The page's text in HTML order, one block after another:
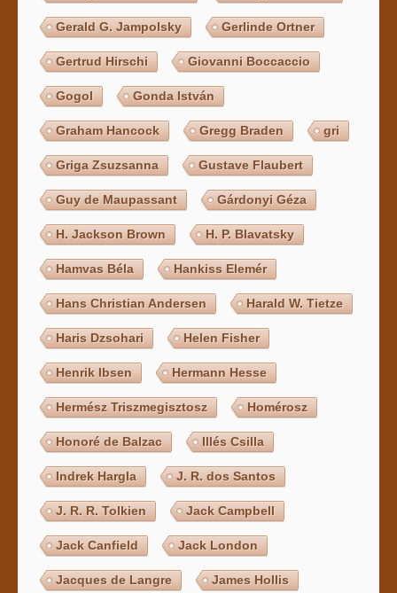
Gerald G. Jampolsky Gerlinde Ortner
Gertrud Hirschi Giovanni Boccaccio
Gogol Gonda István
Graham Hancock Gregg Braden gri
Griga Zsuzsanna Gustave Flaubert
Guy de Maupassant Gárdonyi Géza
H. Jackson Brown H. P. Blavatsky
Hamvas Béla Hankiss Elemér
Hans Christian Andersen Harald W. Tietze
Haris Dzsohari Helen Fisher
Henrik Ibsen Hermann Hesse
Hermész Triszmegisztosz Homérosz
Honoré de Balzac Illés Csilla
Indrek Hargla J. R. dos Santos
J. R. R. Tolkien Jack Campbell
Jack Canfield Jack London
Jacques de Langre James Hollis